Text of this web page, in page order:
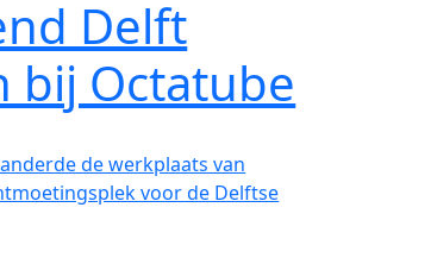
Delft
bij Octatube
de werkplaats van
voor de Delftse